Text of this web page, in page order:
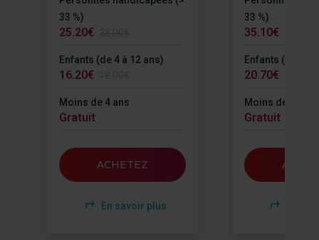
33 %)
25.20€
Enfants (de 4 à 12 ans)
16.20€
Moins de 4 ans
Gratuit
ACHETEZ
En savoir plus
33 %)
35.10€
Enfants (de 4 à
20.70€
Moins de 4 ans
Gratuit